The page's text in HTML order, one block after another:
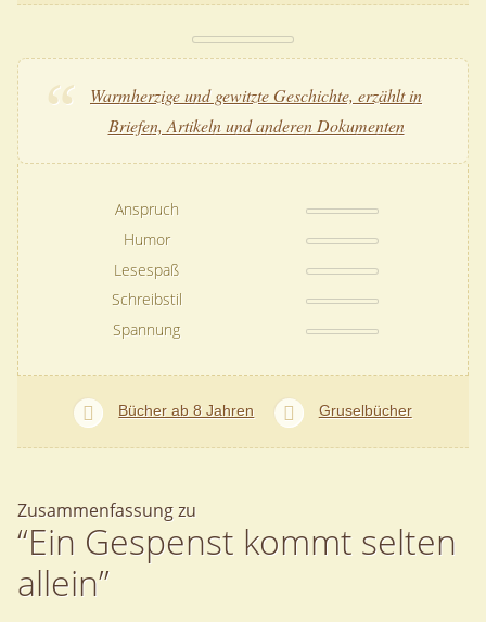
Warmherzige und gewitzte Geschichte, erzählt in
Briefen, Artikeln und anderen Dokumenten
Anspruch
Humor
Lesespaß
Schreibstil
Spannung
Bücher ab 8 Jahren Gruselbücher
Zusammenfassung zu
“Ein Gespenst kommt selten
allein”